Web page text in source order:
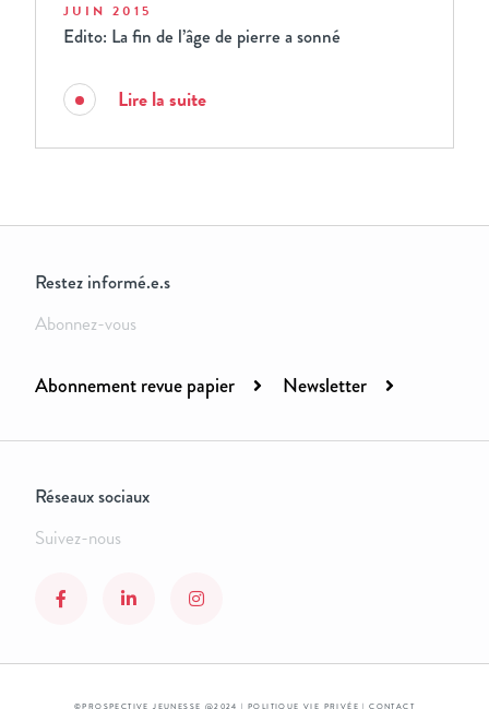
JUIN 2015
Edito: La fin de l’âge de pierre a sonné
Lire la suite
Restez informé.e.s
Abonnez-vous
Abonnement revue papier Newsletter
Réseaux sociaux
Suivez-nous
©PROSPECTIVE JEUNESSE @2024 | POLITIQUE VIE PRIVÉE |CONTACT